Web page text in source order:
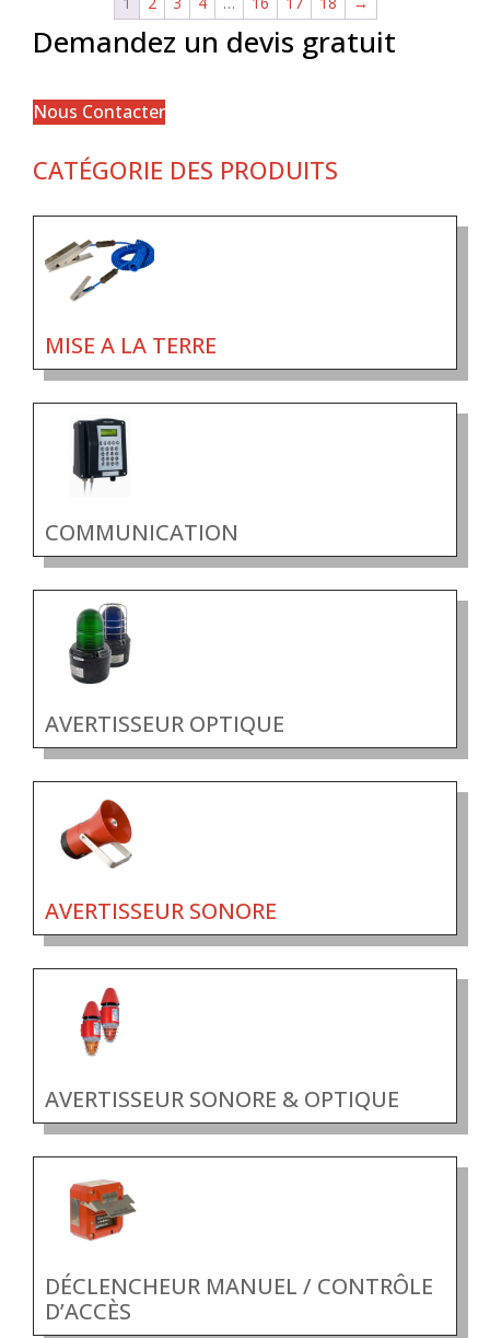
Demandez un devis gratuit
Nous Contacter
CATÉGORIE DES PRODUITS
MISE A LA TERRE
COMMUNICATION
AVERTISSEUR OPTIQUE
AVERTISSEUR SONORE
AVERTISSEUR SONORE & OPTIQUE
DÉCLENCHEUR MANUEL / CONTRÔLE
D’ACCÈS